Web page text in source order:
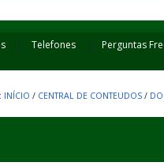
Telefones Perguntas
INÍCIO / CENTRAL DE CONTEUDOS /